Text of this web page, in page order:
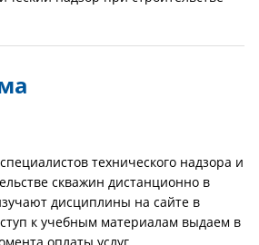
технического надзора и
скважин дистанционно в
дисциплины на сайте в
к учебным материалам выдаем в